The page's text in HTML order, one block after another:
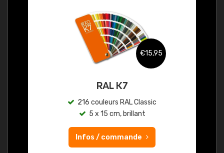
€15,95
RAL K7
216 couleurs RAL Classic
5 x 15 cm, brillant
Infos / commande